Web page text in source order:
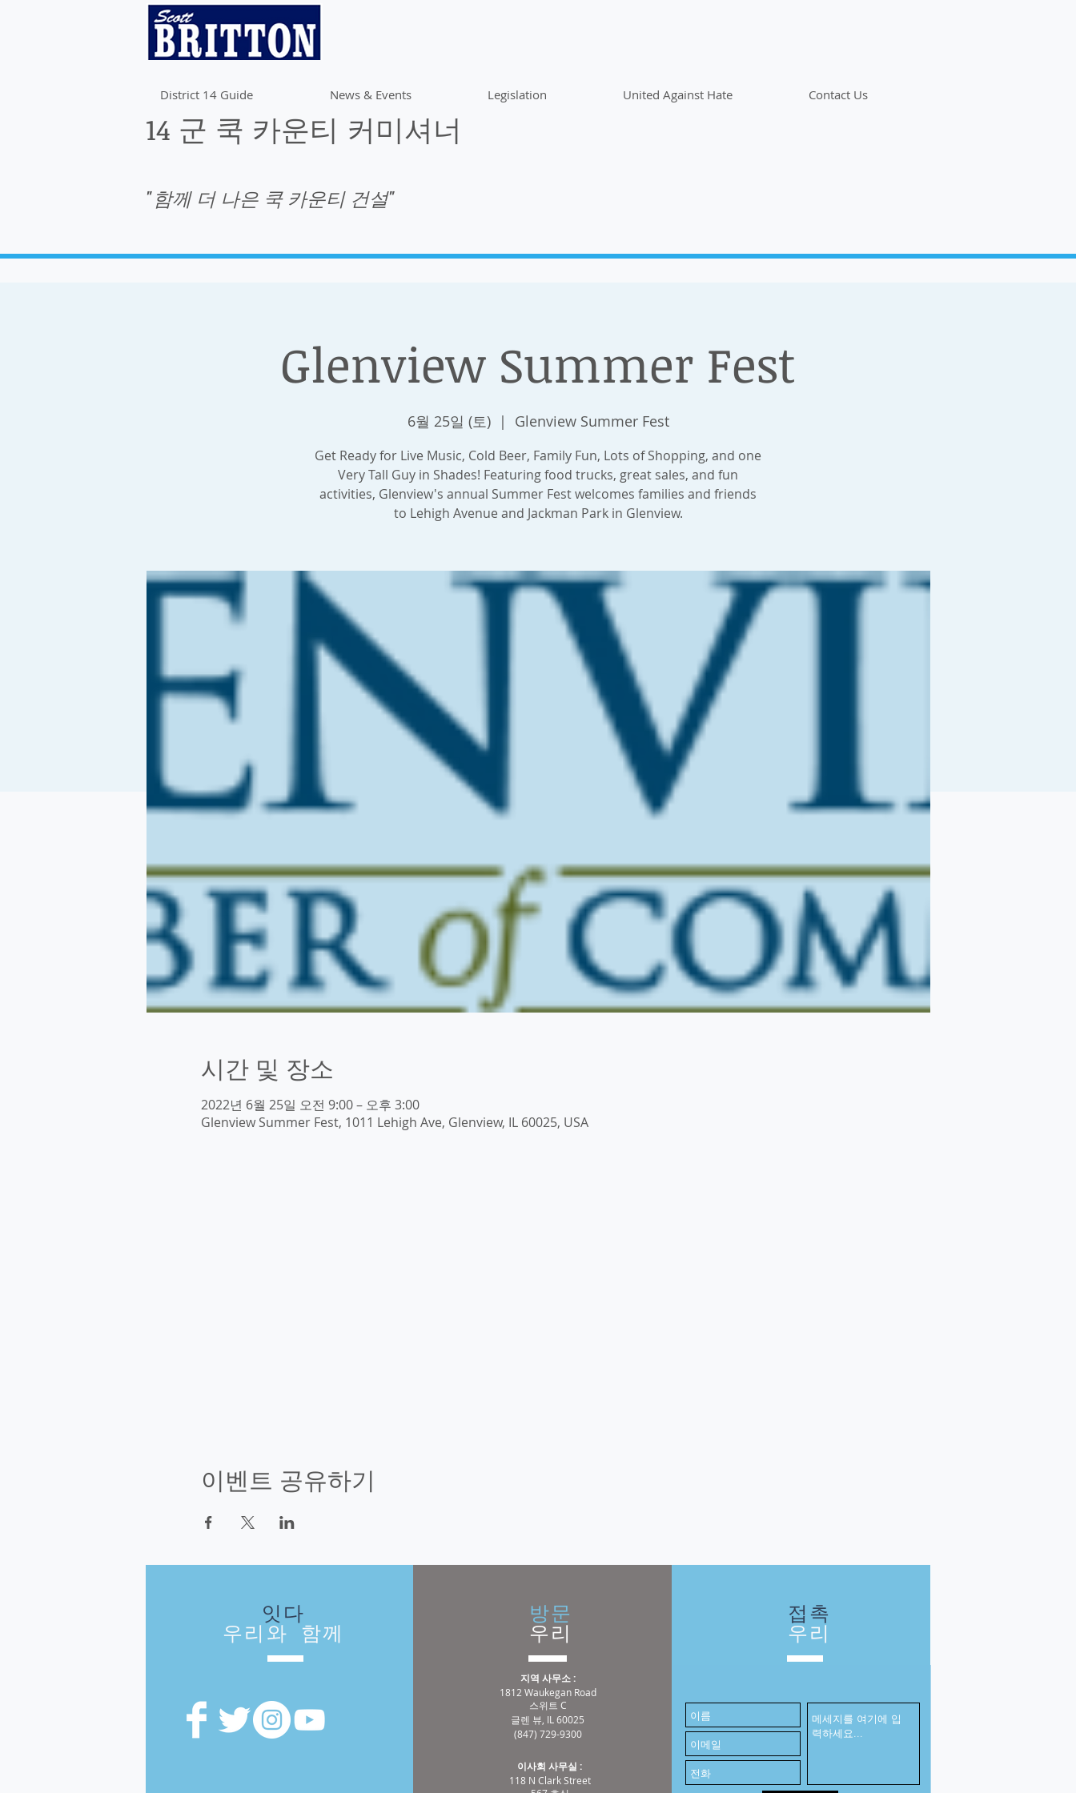
District 14 Guide News & Events Legislation United Against Hate Contact Us
14 군 쿡 카운티 커미셔너
"함께 더 나은 쿡 카운티 건설"
Glenview Summer Fest
6월 25일 (토)
  |
Glenview Summer Fest
Get Ready for Live Music, Cold Beer, Family Fun, Lots of Shopping, and one
Very Tall Guy in Shades! Featuring food trucks, great sales, and fun
activities, Glenview's annual Summer Fest welcomes families and friends
to Lehigh Avenue and Jackman Park in Glenview.
시간 및 장소
2022년 6월 25일 오전 9:00 – 오후 3:00
Glenview Summer Fest, 1011 Lehigh Ave, Glenview, IL 60025, USA
이벤트 공유하기
잇다
우리와 함께
방문
우리
지역 사무소 :
1812 Waukegan Road
스위트 C
글렌 뷰, IL 60025
(847) 729-9300
이사회 사무실 :
118 N Clark Street
접촉
우리